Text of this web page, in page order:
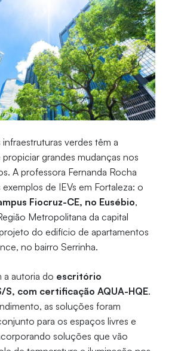
infraestruturas verdes têm a
grandes mudanças nos
A professora Fernanda Rocha
de IEVs em Fortaleza: o
Fiocruz-CE, no Eusébio,
Metropolitana da capital
do edifício de apartamentos
no bairro Serrinha.
a autoria do escritório
com certificação AQUA-HQE.
as soluções foram
para os espaços livres e
soluções que vão